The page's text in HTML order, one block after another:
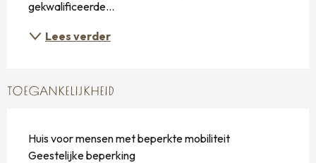
gekwalificeerde...
Lees verder
TOEGANKELIJKHEID
Huis voor mensen met beperkte mobiliteit
Geestelijke beperking